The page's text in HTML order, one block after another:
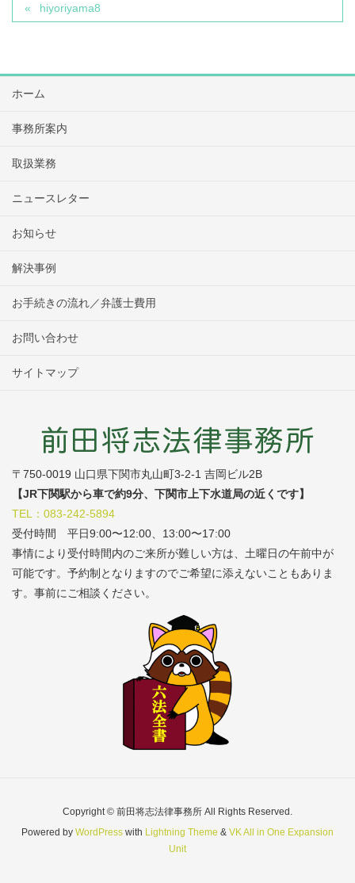
hiyoriyama8
ホーム
事務所案内
取扱業務
ニュースレター
お知らせ
解決事例
お手続きの流れ／弁護士費用
お問い合わせ
サイトマップ
〒750-0019 山口県下関市丸山町3-2-1 吉岡ビル2B
【JR下関駅から車で約9分、下関市上下水道局の近くです】
TEL：083-242-5894
受付時間 平日9:00〜12:00、13:00〜17:00
事情により受付時間内のご来所が難しい方は、土曜日の午前中が
可能です。予約制となりますのでご希望に添えないこともありま
す。事前にご相談ください。
Copyright © 前田将志法律事務所 All Rights Reserved.
Powered by WordPress with Lightning Theme & VK All in One Expansion
Unit